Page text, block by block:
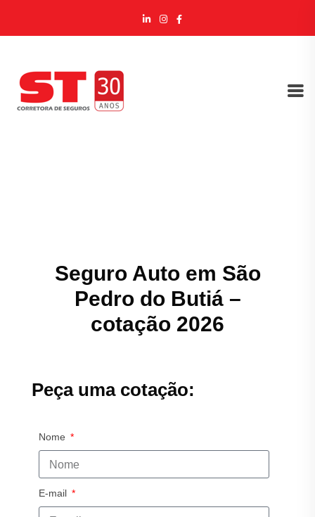
Seguro Auto em São
Pedro do Butiá –
cotação 2026
Peça uma cotação:
Nome
E-mail